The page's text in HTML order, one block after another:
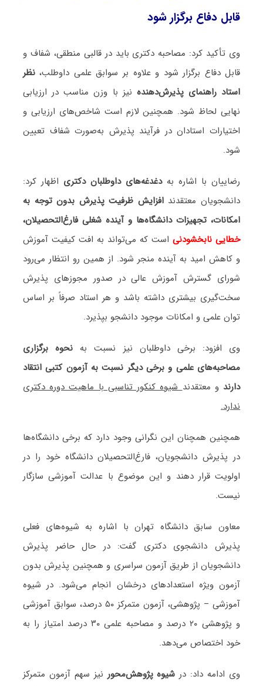
قابل دفاع برگزار شود
وی تأکید کرد: مصاحبه دکتری باید در قالبی منطقی، شفاف و
قابل دفاع برگزار شود و علاوه بر سوابق علمی داوطلب،نظر
استاد راهنمای پذیرش‌دهنده نیز با وزن مناسب در ارزیابی
نهایی لحاظ شود. همچنین لازم است شاخص‌های ارزیابی و
اختیارات استادان در فرآیند پذیرش به‌صورت شفاف تعیین
شود.
رضاییان با اشاره بهدغدغه‌های داوطلبان دکتری اظهار کرد:
دانشجویان معتقدندافزایش ظرفیت پذیرش بدون توجه به
امکانات، تجهیزات دانشگاه‌ها و آینده شغلی فارغ‌التحصیلان،
خطایی نابخشودنیاست که می‌تواند به افت کیفیت آموزش
و کاهش امید به آینده منجر شود. از همین رو انتظار می‌رود
شورای گسترش آموزش عالی در صدور مجوزهای پذیرش
سخت‌گیری بیشتری داشته باشد و هر استاد صرفاً بر اساس
توان علمی و امکانات موجود دانشجو بپذیرد.
وی افزود: برخی داوطلبان نیز نسبت به نحوه برگزاری
مصاحبه‌های علمی و برخی دیگر نسبت به آزمون کتبی انتقاد
دارند و معتقدندشیوه کنکور تناسبی با ماهیت دوره دکتری
ندارد.
همچنین همچنان این نگرانی وجود دارد که برخی دانشگاه‌ها
در پذیرش دانشجویان، فارغ‌التحصیلان دانشگاه خود را در
اولویت قرار دهند و این موضوع با عدالت آموزشی سازگار
نیست.
معاون سابق دانشگاه تهران با اشاره به شیوه‌های فعلی
پذیرش دانشجوی دکتری گفت: در حال حاضر پذیرش
دانشجویان از طریق آزمون سراسری و همچنین پذیرش بدون
آزمون ویژه استعدادهای درخشان انجام می‌شود. در شیوه
آموزشی – پژوهشی، آزمون متمرکز ۵۰ درصد، سوابق آموزشی
و پژوهشی ۲۰ درصد و مصاحبه علمی ۳۰ درصد امتیاز را به
خود اختصاص می‌دهد.
وی ادامه داد: در شیوه پژوهش‌محورنیز سهم آزمون متمرکز